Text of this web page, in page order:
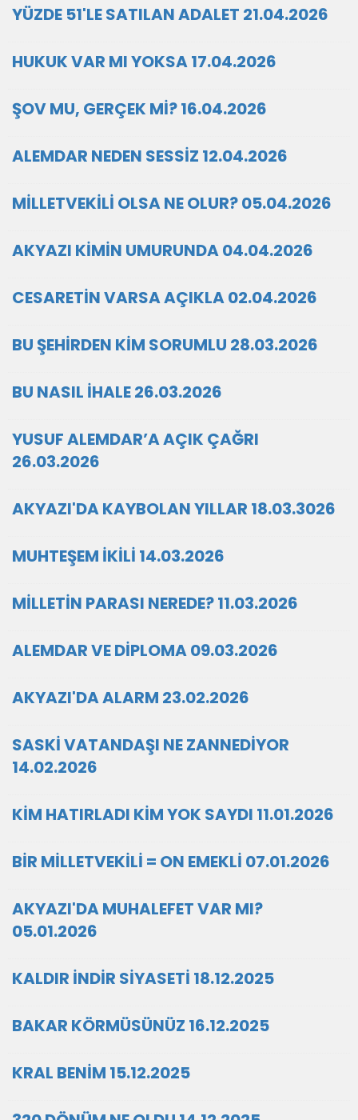
YÜZDE 51'LE SATILAN ADALET 21.04.2026
HUKUK VAR MI YOKSA 17.04.2026
ŞOV MU, GERÇEK Mİ? 16.04.2026
ALEMDAR NEDEN SESSİZ 12.04.2026
MİLLETVEKİLİ OLSA NE OLUR? 05.04.2026
AKYAZI KİMİN UMURUNDA 04.04.2026
CESARETİN VARSA AÇIKLA 02.04.2026
BU ŞEHİRDEN KİM SORUMLU 28.03.2026
BU NASIL İHALE 26.03.2026
YUSUF ALEMDAR’A AÇIK ÇAĞRI
26.03.2026
AKYAZI'DA KAYBOLAN YILLAR 18.03.3026
MUHTEŞEM İKİLİ 14.03.2026
MİLLETİN PARASI NEREDE? 11.03.2026
ALEMDAR VE DİPLOMA 09.03.2026
AKYAZI'DA ALARM 23.02.2026
SASKİ VATANDAŞI NE ZANNEDİYOR
14.02.2026
KİM HATIRLADI KİM YOK SAYDI 11.01.2026
BİR MİLLETVEKİLİ = ON EMEKLİ 07.01.2026
AKYAZI'DA MUHALEFET VAR MI?
05.01.2026
KALDIR İNDİR SİYASETİ 18.12.2025
BAKAR KÖRMÜSÜNÜZ 16.12.2025
KRAL BENİM 15.12.2025